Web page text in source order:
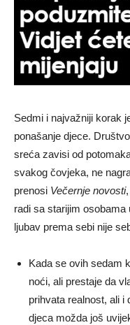
Sedmi i najvažniji korak
ponašanje djece.
sreća zavisi od
svakog čovjeka, ne
prenosi Večernje novosti
radi sa starijim
ljubav prema sebi nije
Kada se ovih sedam
noći, ali prestaje da
prihvata realnost, ali i
djeca možda još